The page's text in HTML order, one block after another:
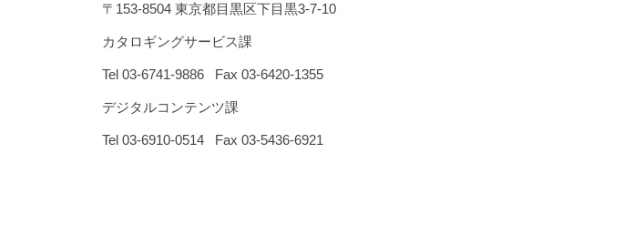
〒153-8504 東京都目黒区下目黒3-7-10
カタロギングサービス課
Tel 03-6741-9886 Fax 03-6420-1355
デジタルコンテンツ課
Tel 03-6910-0514 Fax 03-5436-6921